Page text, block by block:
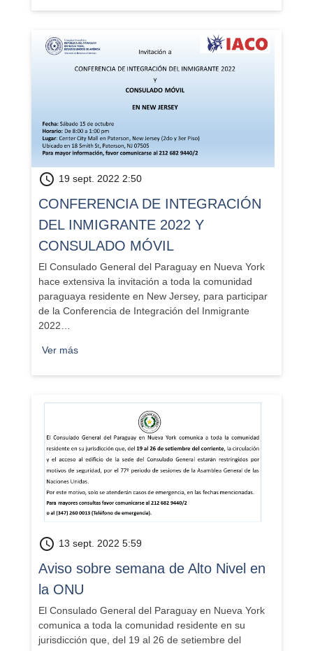
schedule 19 sept. 2022 2:50
CONFERENCIA DE INTEGRACIÓN
DEL INMIGRANTE 2022 Y
CONSULADO MÓVIL
El Consulado General del Paraguay en Nueva York
hace extensiva la invitación a toda la comunidad
paraguaya residente en New Jersey, para participar
de la Conferencia de Integración del Inmigrante
2022…
Ver más
schedule 13 sept. 2022 5:59
Aviso sobre semana de Alto Nivel en
la ONU
El Consulado General del Paraguay en Nueva York
comunica a toda la comunidad residente en su
jurisdicción que, del 19 al 26 de setiembre del